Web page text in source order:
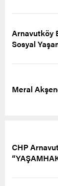
Arnavutköy
Sosyal
Meral
CHP